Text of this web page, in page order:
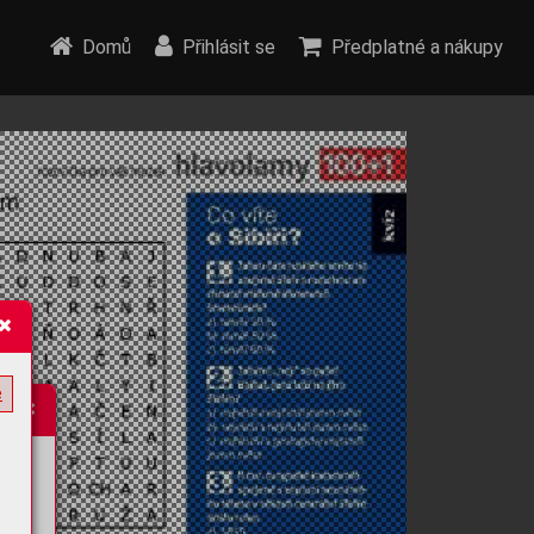
Domů Přihlásit se Předplatné a nákupy